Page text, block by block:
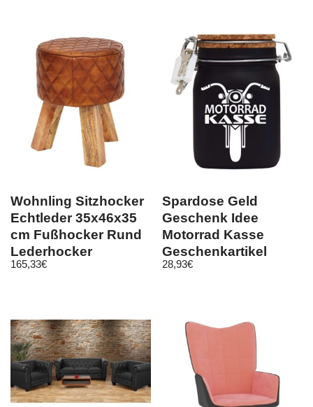
Wohnling Sitzhocker
Echtleder 35x46x35
cm Fußhocker Rund
Lederhocker
Massivholz
165,33€
Spardose Geld
Geschenk Idee
Motorrad Kasse
Geschenkartikel
Schwarz Größe L
28,93€